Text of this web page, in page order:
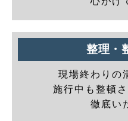
整理・
現場終わりの
施行中も整頓
徹底い